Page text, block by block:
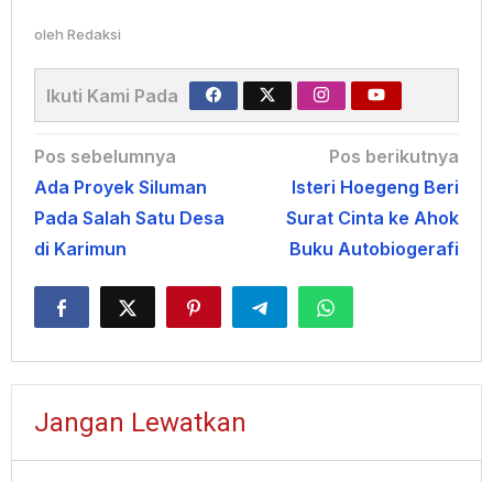
oleh Redaksi
Ikuti Kami Pada
Navigasi
pos
Pos sebelumnya
Ada Proyek Siluman
Pada Salah Satu Desa
di Karimun
Pos berikutnya
Isteri Hoegeng Beri
Surat Cinta ke Ahok
Buku Autobiogerafi
Jangan Lewatkan